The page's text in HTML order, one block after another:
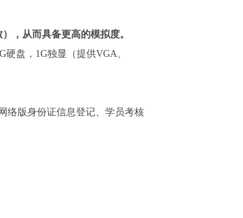
，从而具备更高的模拟度。
盘，1G独显（提供VGA、
络版身份证信息登记、学员考核